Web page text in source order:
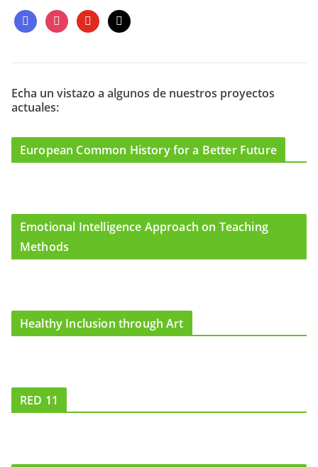
f
a
e
o
o
i
n
t
g
r
m
y
o
t
b
m
a
l
Echa un vistazo a algunos de nuestros proyectos
actuales:
European Common History for a Better Future
Emotional Intelligence Approach on Teaching
Methods
Healthy Inclusion through Art
RED 11